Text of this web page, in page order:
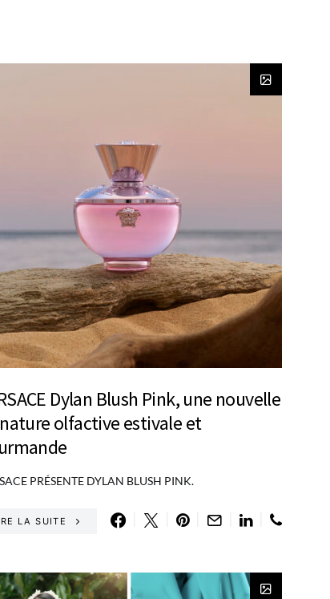
Dylan Blush Pink, une nouvelle
olfactive estivale et
PRÉSENTE DYLAN BLUSH PINK.
LA SUITE